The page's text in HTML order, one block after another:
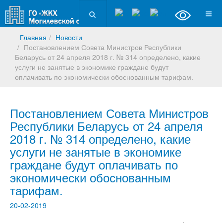
Главная
Новости
Постановлением Совета Министров Республики
Беларусь от 24 апреля 2018 г. № 314 определено, какие
услуги не занятые в экономике граждане будут
оплачивать по экономически обоснованным тарифам.
Постановлением Совета Министров
Республики Беларусь от 24 апреля
2018 г. № 314 определено, какие
услуги не занятые в экономике
граждане будут оплачивать по
экономически обоснованным
тарифам.
20-02-2019